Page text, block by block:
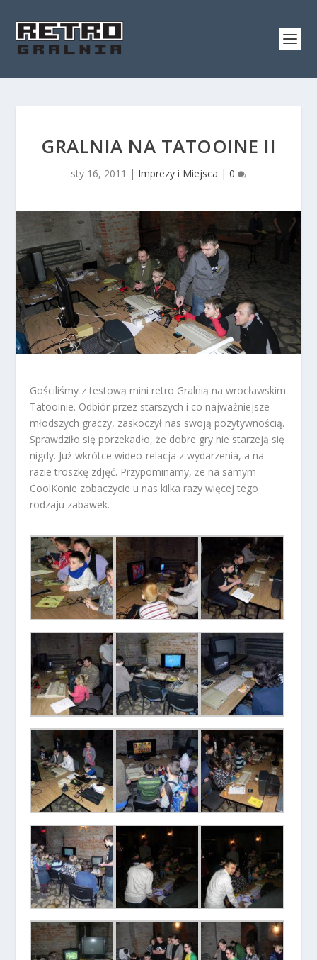
GRALNIA NA TATOOINE II
sty 16, 2011 | Imprezy i Miejsca | 0
Gościliśmy z testową mini retro Gralnią na wrocławskim
Tatooinie. Odbiór przez starszych i co najważniejsze
młodszych graczy, zaskoczył nas swoją pozytywnością.
Sprawdziło się porzekadło, że dobre gry nie starzeją się
nigdy. Już wkrótce wideo-relacja z wydarzenia, a na
razie troszkę zdjęć. Przypominamy, że na samym
CoolKonie zobaczycie u nas kilka razy więcej tego
rodzaju zabawek.